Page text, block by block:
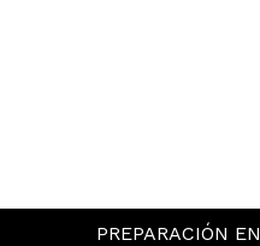
PREPARACIÓN EN